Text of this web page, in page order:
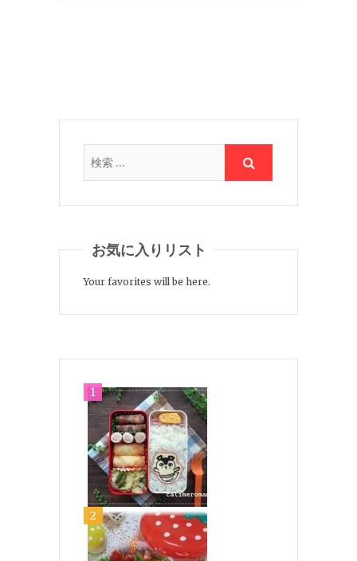
お気に入りリスト
Your favorites will be here.